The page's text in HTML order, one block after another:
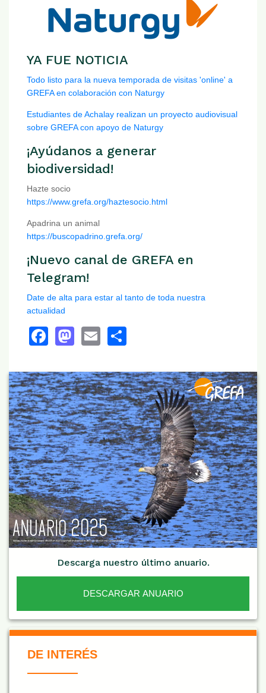
YA FUE NOTICIA
Todo listo para la nueva temporada de visitas 'online' a
GREFA en colaboración con Naturgy
Estudiantes de Achalay realizan un proyecto audiovisual
sobre GREFA con apoyo de Naturgy
¡Ayúdanos a generar
biodiversidad!
Hazte socio
https://www.grefa.org/haztesocio.html
Apadrina un animal
https://buscopadrino.grefa.org/
¡Nuevo canal de GREFA en
Telegram!
Date de alta para estar al tanto de toda nuestra
actualidad
Facebook
Mastodon
Email
Descarga nuestro último anuario.
DESCARGAR ANUARIO
De Interés NARANJA
DE INTERÉS